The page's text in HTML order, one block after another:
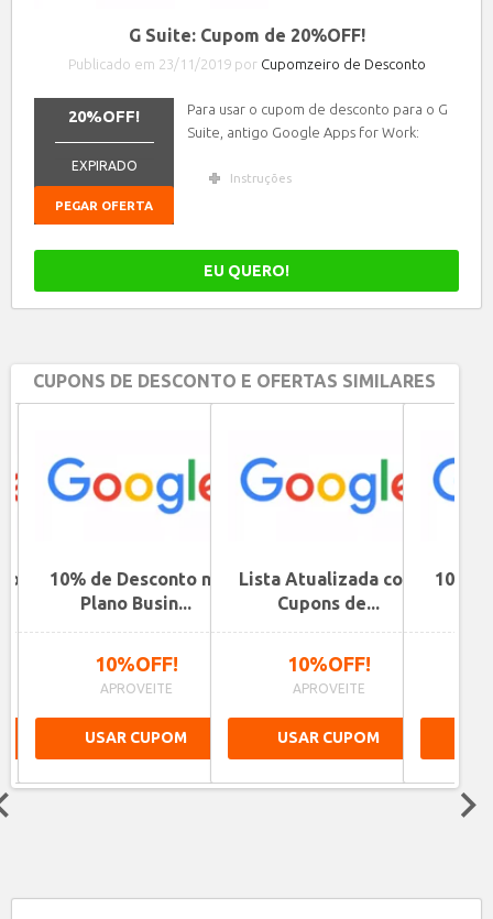
G Suite: Cupom de 20%OFF!
Publicado em 23/11/2019 por Cupomzeiro de Desconto
20%OFF!
EXPIRADO
PEGAR OFERTA
Para usar o cupom de desconto para o G
Suite, antigo Google Apps for Work:
Instruções
EU QUERO!
CUPONS DE DESCONTO E OFERTAS SIMILARES
10% de Desconto no
Plano Busin...
10%OFF!
APROVEITE
USAR CUPOM
Lista Atualizada com
Cupons de...
10%OFF!
APROVEITE
USAR CUPOM
10%